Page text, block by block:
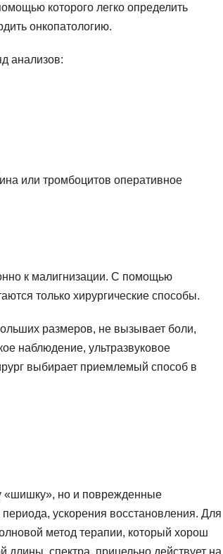
которого легко определить
онкопатологию.
анализов:
или тромбоцитов оперативное
к малигнизации. С помощью
только хирургические способы.
размеров, не вызывает боли,
наблюдение, ультразвуковое
выбирает приемлемый способ в
«шишку», но и поврежденные
ускорения восстановления. Для
метод терапии, который хорош